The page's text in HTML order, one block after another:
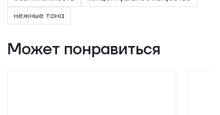
нежные тона
Может понравиться